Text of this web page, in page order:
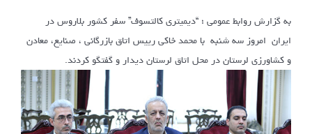
به گزارش روابط عمومی ؛ “دیمیتری کالتسوف” سفر کشور بلاروس در
ایران امروز سه شنبه با محمد خاکی رییس اتاق بازرگانی ، صنایع، معادن
و کشاورزی لرستان در محل اتاق لرستان دیدار و گفتگو کردند.